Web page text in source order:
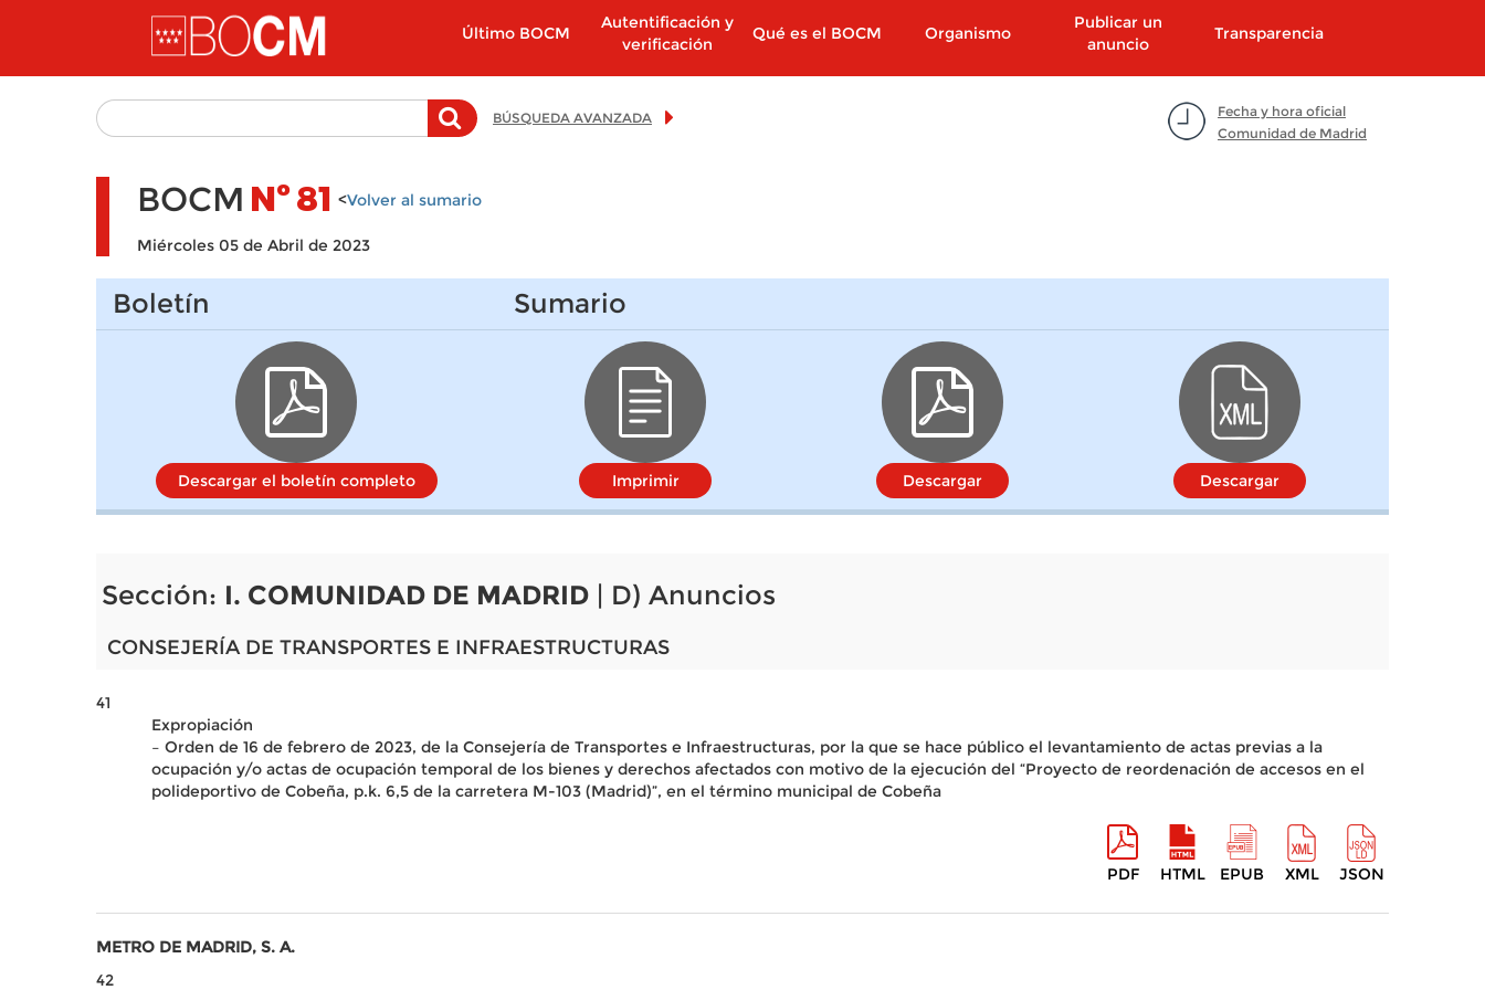
Pasar al contenido principal
Último BOCM
Autentificación y
verificación
Qué es el BOCM Organismo
Publicar un
anuncio
Transparencia
Fecha y hora oficial
Comunidad de Madrid
BÚSQUEDA AVANZADA
BOCM Nº81 <Volver al sumario
Miércoles 05 de Abril de 2023
Boletín
Descargar el boletín completo
Sumario
Imprimir Descargar Descargar
Sección: I. COMUNIDAD DE MADRID | D) Anuncios
CONSEJERÍA DE TRANSPORTES E INFRAESTRUCTURAS
41
Expropiación
– Orden de 16 de febrero de 2023, de la Consejería de Transportes e Infraestructuras, por la que se hace público el levantamiento de actas previas a la
ocupación y/o actas de ocupación temporal de los bienes y derechos afectados con motivo de la ejecución del “Proyecto de reordenación de accesos en el
polideportivo de Cobeña, p.k. 6,5 de la carretera M-103 (Madrid)”, en el término municipal de Cobeña
PDF HTML EPUB XML JSON
METRO DE MADRID, S. A.
42